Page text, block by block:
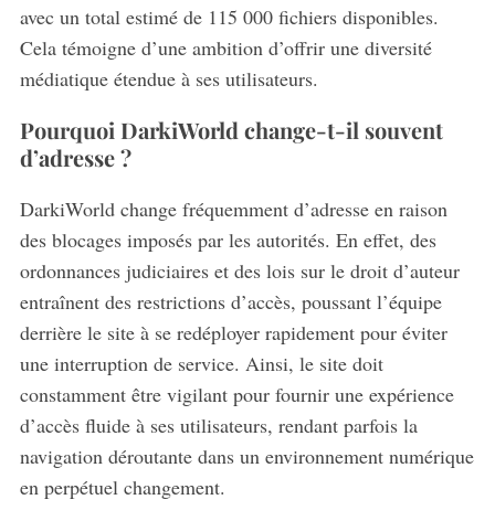
avec un total estimé de 115 000 fichiers disponibles.
Cela témoigne d’une ambition d’offrir une diversité
médiatique étendue à ses utilisateurs.
Pourquoi DarkiWorld change-t-il souvent
d’adresse ?
DarkiWorld change fréquemment d’adresse en raison
des blocages imposés par les autorités. En effet, des
ordonnances judiciaires et des lois sur le droit d’auteur
entraînent des restrictions d’accès, poussant l’équipe
derrière le site à se redéployer rapidement pour éviter
une interruption de service. Ainsi, le site doit
constamment être vigilant pour fournir une expérience
d’accès fluide à ses utilisateurs, rendant parfois la
navigation déroutante dans un environnement numérique
en perpétuel changement.